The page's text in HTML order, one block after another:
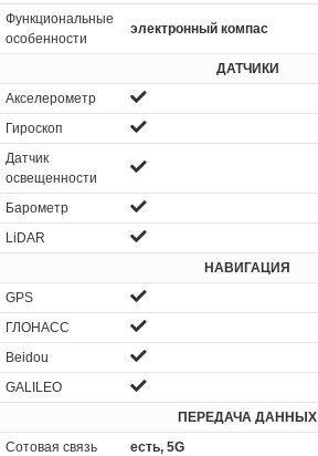
Функциональные
особенности
электронный компас
ДАТЧИКИ
Акселерометр
Гироскоп
Датчик
освещенности
Барометр
LiDAR
НАВИГАЦИЯ
GPS
ГЛОНАСС
Beidou
GALILEO
ПЕРЕДАЧА ДАННЫХ
Сотовая связь
есть, 5G